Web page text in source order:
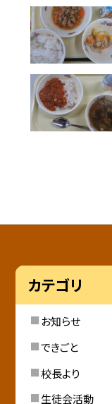
カテゴリ
お知らせ
できごと
校長より
生徒会活動